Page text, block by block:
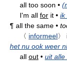
all too soon •
I'm all for it • ik
¶ all the same •
〈 informeel〉
het nu ook weer
all out • uit alle